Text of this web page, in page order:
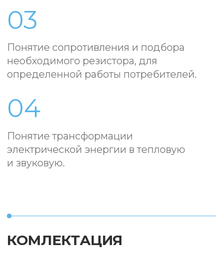
Коммутация
оцинкованная
(4 шт)
медная для
лимонов (4 шт)
Соединительные
провода